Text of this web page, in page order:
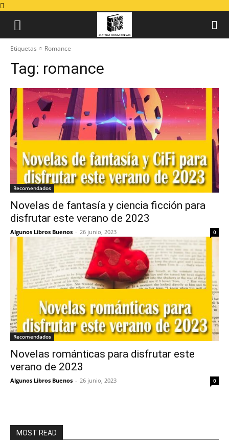
Etiquetas Romance
Tag: romance
Recomendados
Novelas de fantasía y ciencia ficción para
disfrutar este verano de 2023
Algunos Libros Buenos - 26 junio, 2023 0
Recomendados
Novelas románticas para disfrutar este
verano de 2023
Algunos Libros Buenos - 26 junio, 2023 0
MOST READ